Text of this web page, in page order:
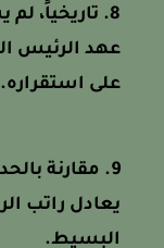
تاريخياً، لم
عهد الرئيس
على استقراره.
البسيط.